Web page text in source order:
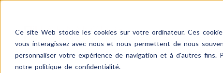
Ce site Web stocke les cookies sur votre ordinateur. Ces
vous interagissez avec nous et nous permettent de nous
personnaliser votre expérience de navigation et à d'autres fins.
notre politique de confidentialité.